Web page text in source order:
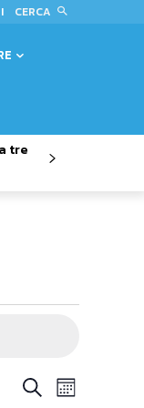
CERCA
tre
Eventi
CercaEvento
Mese